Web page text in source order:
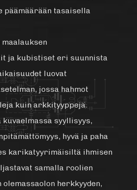
päämäärään tasaisella
ja kubistiset eri suunnista
luovat
jossa hahmot
kuin arkkityyppejä.
syyllisyys,
hyvä ja paha
karikatyyrimäisiltä ihmisen
samalla roolien
olemassaolon herkkyyden,